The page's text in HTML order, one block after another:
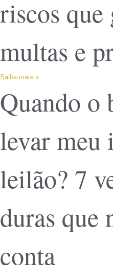
riscos que
multas e
Saiba mais »
Quando o
levar meu
leilão? 7
duras que
conta